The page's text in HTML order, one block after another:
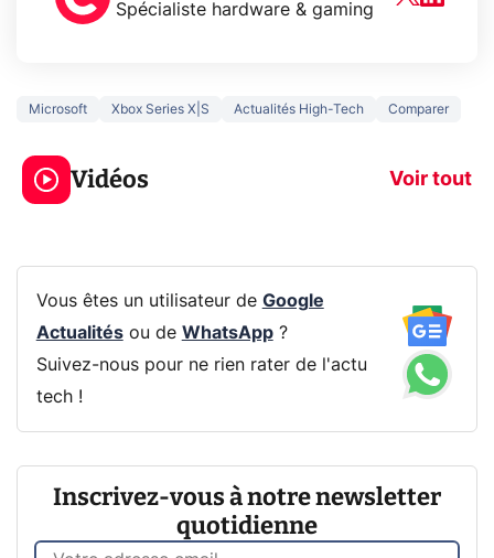
Spécialiste hardware & gaming
Microsoft Xbox Series X|S Actualités High-Tech Comparer
Vidéos Voir tout
3 écrans en 1 pour
319€ ? Voici L'AOC
CQ32G4ZA !
5 générations
prochaine
Vous êtes un utilisateur de Google
Actualitésou de WhatsApp?
Suivez-nous pour ne rien rater de l'actu
tech !
Inscrivez-vous à notre newsletter
quotidienne